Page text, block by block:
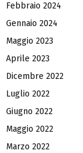
Febbraio 2024
Gennaio 2024
Maggio 2023
Aprile 2023
Dicembre 2022
Luglio 2022
Giugno 2022
Maggio 2022
Marzo 2022